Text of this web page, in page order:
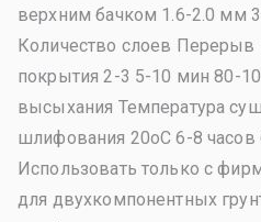
верхним бачком 1.6-2.0 мм
Количество слоев
покрытия 2-3 5-10 мин 80-
высыхания Температура
шлифования 20oС 6-8
Использовать только с
для двухкомпонентных